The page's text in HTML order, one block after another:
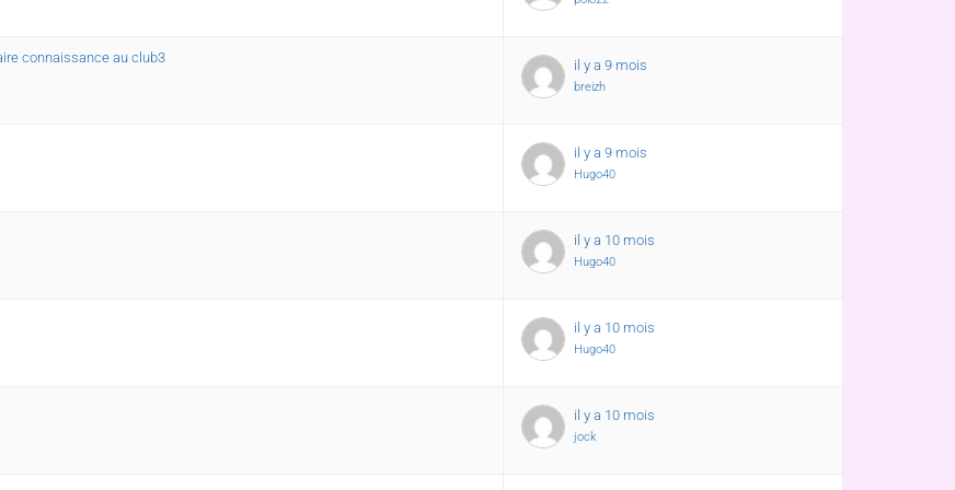
connaissance au club3 il y a 9 mois
breizh
il y a 9 mois
Hugo40
il y a 10 mois
Hugo40
il y a 10 mois
Hugo40
il y a 10 mois
jock